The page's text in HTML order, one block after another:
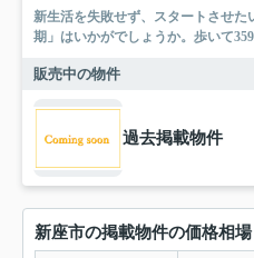
新生活を失敗せず、スタートさせた
期」はいかがでしょうか。歩いて
販売中の物件
過去掲載物件
新座市の掲載物件の価格相場